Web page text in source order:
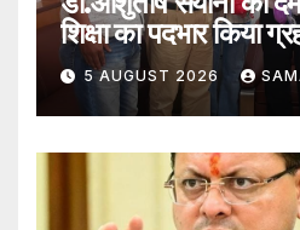
शिक्षा का पदभार किया
5 AUGUST 2026